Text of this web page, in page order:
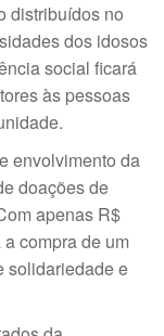
distribuídos no
dos idosos
social ficará
às pessoas
envolvimento da
doações de
apenas R$
compra de um
solidariedade e